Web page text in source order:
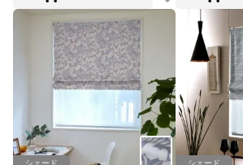
シェード シェード